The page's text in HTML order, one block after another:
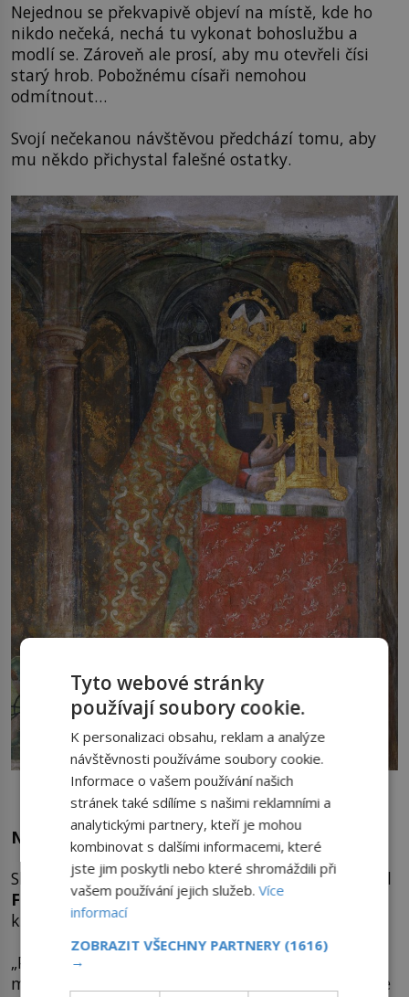
Nejednou se překvapivě objeví na místě, kde ho
nikdo nečeká, nechá tu vykonat bohoslužbu a
modlí se. Zároveň ale prosí, aby mu otevřeli čísi
starý hrob. Pobožnému císaři nemohou
odmítnout…
Svojí nečekanou návštěvou předchází tomu, aby
mu někdo přichystal falešné ostatky.
Pro císaře Karla IV. se sbírání ostatků svatých stává velkým
koníčkem.
Nenechá na ně sáhnout
Skutečným sběratelským rekordmanem je ale král
Filip II. Španělský(1527–1598), přísný katolík,
který je relikviemi doslova posedlý.
„Pravidelně je vystavujte, ale dodržuje jedině
mnou stanovené pořadí,“ nařizuje roku 1587. Dme
Tyto webové stránky
používají soubory cookie.
K personalizaci obsahu, reklam a analýze
návštěvnosti používáme soubory cookie.
Informace o vašem používání našich
stránek také sdílíme s našimi reklamními a
analytickými partnery, kteří je mohou
kombinovat s dalšími informacemi, které
jste jim poskytli nebo které shromáždili při
vašem používání jejich služeb.Více
informací
ZOBRAZIT VŠECHNY PARTNERY (1616)
→